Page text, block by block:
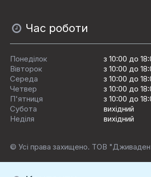
Час роботи
Понеділок
з 10:00 до
Вівторок
з 10:00 до
Середа
з 10:00 до
Четвер
з 10:00 до
П'ятниця
з 10:00 до
Субота
вихідний
Неділя
вихідний
© Усі права захищено. ТОВ